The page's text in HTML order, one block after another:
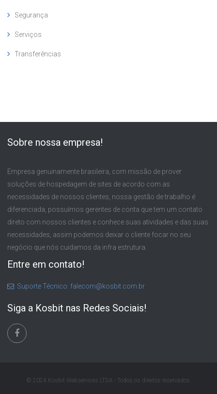
Segurança
Serviços
Transferências
Sobre nossa empresa!
Empresa genuinamente brasileira, com missão de prover
soluções de hospedagem de sites de acordo com as
necessidades de nossos clientes, nossa gestão de trabalho é
diferenciada, possuímos gerentes de conta que tem um contato
direto com nossos clientes e conhece suas atividades e das suas
necessidades, assim podemos deixar o cliente focar no seu
negócio que nós cuidamos da infra estrutura.
Entre em contato!
Suporte Técnico: falecom@kosbit.com.br
Siga a Kosbit nas Redes Sociais!
© 2024 Kosbit Webservices LTDA - Todos os direitos reservados.